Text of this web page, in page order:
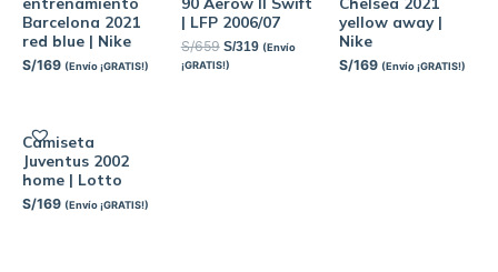
Barcelona 2021
red blue | Nike
S/169 (Envío ¡GRATIS!)
| LFP 2006/07
S/659 S/319 (Envío
¡GRATIS!)
yellow away |
Nike
S/169 (Envío ¡GRATIS!)
Camiseta
Juventus 2002
home | Lotto
S/169 (Envío ¡GRATIS!)